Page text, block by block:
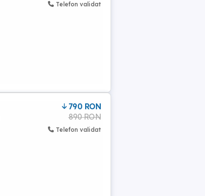
Telefon validat
790 RON
890 RON
Telefon validat